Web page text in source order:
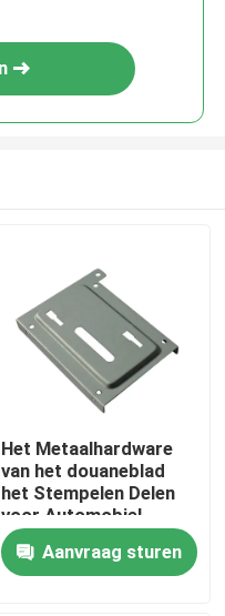
Het Metaalhardware
van het douaneblad
het Stempelen Delen
voor Automobiel
Aanvraag sturen